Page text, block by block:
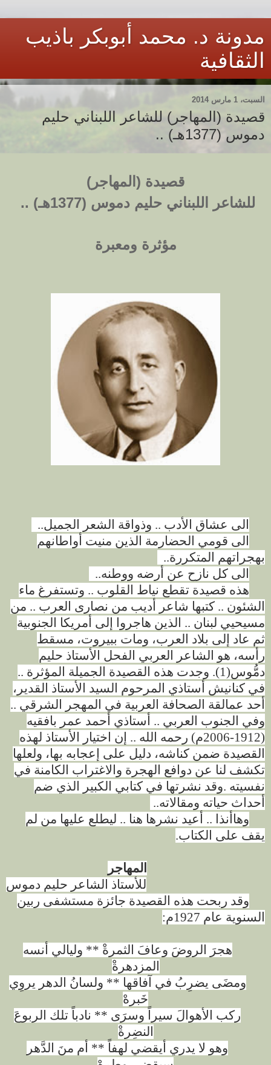
مدونة د. محمد أبوبكر باذيب
الثقافية
السبت، 1 مارس 2014
قصيدة (المهاجر) للشاعر اللبناني حليم
دموس (1377هـ) ..
قصيدة (المهاجر)
للشاعر اللبناني حليم دموس (1377هـ) ..
مؤثرة ومعبرة
الى عشاق الأدب .. وذواقة الشعر الجميل..
الى قومي الحضارمة الذين منيت أواطانهم
بهجراتهم المتكررة..
الى كل نازح عن أرضه ووطنه..
هذه قصيدة تقطع نياط القلوب .. وتستفرغ ماء
الشئون .. كتبها شاعر أديب من نصارى العرب .. من
مسيحيي لبنان .. الذين هاجروا إلى أمريكا الجنوبية
ثم عاد إلى بلاد العرب، ومات ببيروت، مسقط
رأسه، هو الشاعر العربي الفحل الأستاذ حليم
دمُّوس(1).
وجدت هذه القصيدة الجميلة المؤثرة ..
في كنانيش أستاذي المرحوم السيد الأستاذ القدير،
أحد عمالقة الصحافة العربية في المهجر الشرقي ..
وفي الجنوب العربي .. أستاذي أحمد عمر بافقيه
(1912-2006م) رحمه الله .. إن اختيار الأستاذ لهذه
القصيدة ضمن كناشه، دليل على إعجابه بها، ولعلها
تكشف لنا عن دوافع الهجرة والاغتراب الكامنة في
نفسيته .وقد نشرتها في كتابي الكبير الذي ضم
أحداث حياته ومقالاته..
وهاأنذا .. أعيد نشرها هنا .. ليطلع عليها من لم
يقف على الكتاب.
المهاجر
للأستاذ الشاعر حليم دموس
وقد ربحت هذه القصيدة جائزة مستشفى ربين
السنوية عام 1927م
:
هجرَ الروضَ وعافَ الثمرةْ ** وليالي أنسه
المزدهرةْ
ومضَى يضرِبُ في آفاقها ** ولسانُ الدهر يروِي
خَبرهْ
ركب الأهوالَ سيراً وسرَى ** نادباً تلك الربوعَ
النضِرةْ
وهو لا يدري أيقضي لهفاً ** أم منَ الدَّهر